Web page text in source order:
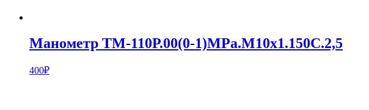
Манометр ТМ-110Р.00(0-1)MPa.М10х1.150С.2,5
400₽